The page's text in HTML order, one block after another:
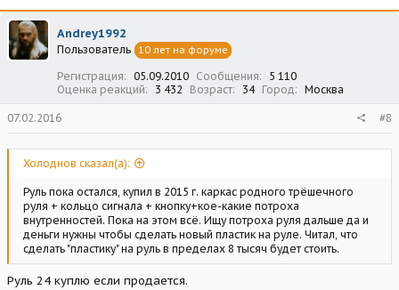
Andrey1992
Пользователь 10 лет на форуме
Регистрация 05.09.2010 Сообщения
5 110
Оценка реакций
3 432 Возраст 34 Город Москва
07.02.2016 #8
Холоднов сказал(а):
Руль пока остался, купил в 2015 г. каркас родного трёшечного
руля + кольцо сигнала + кнопку+кое-какие потроха
внутренностей. Пока на этом всё. Ищу потроха руля дальше да и
деньги нужны чтобы сделать новый пластик на руле. Читал, что
сделать "пластику" на руль в пределах 8 тысяч будет стоить.
Руль 24 куплю если продается.